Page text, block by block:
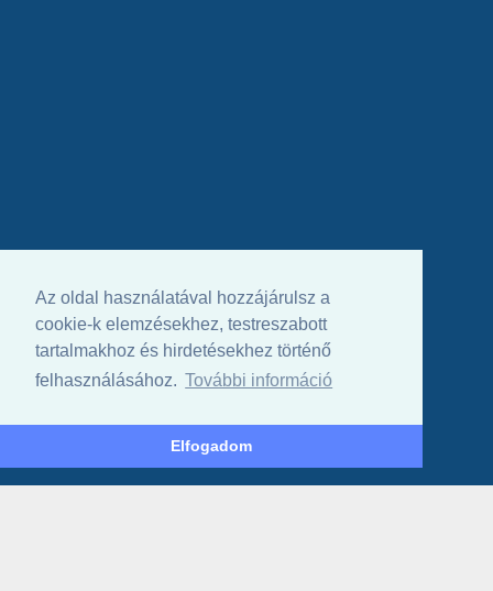
Az oldal használatával hozzájárulsz a
cookie-k elemzésekhez, testreszabott
tartalmakhoz és hirdetésekhez történő
felhasználásához. További információ
Elfogadom